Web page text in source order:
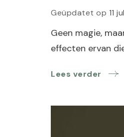
Geüpdatet op 11
Geen magie,
effecten ervan
Lees verder